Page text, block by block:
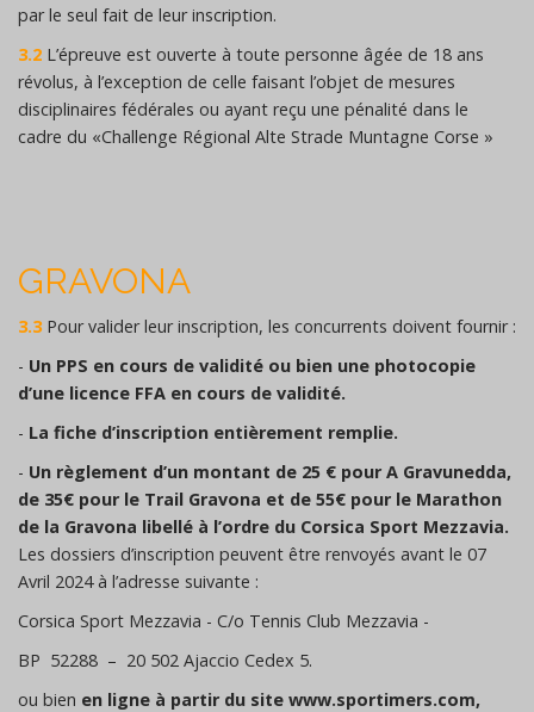
par le seul fait de leur inscription.
3.2 L’épreuve est ouverte à toute personne âgée de 18 ans
révolus, à l’exception de celle faisant l’objet de mesures
disciplinaires fédérales ou ayant reçu une pénalité dans le
cadre du «Challenge Régional Alte Strade Muntagne Corse »
GRAVONA
3.3Pour valider leur inscription, les concurrents doivent fournir :
- Un PPS en cours de validité ou bien une photocopie
d’une licence FFA en cours de validité.
- La fiche d’inscription entièrement remplie.
- Un règlement d’un montant de 25 € pour A Gravunedda,
de 35€ pour le Trail Gravona et de 55€ pour le Marathon
de la Gravona libellé à l’ordre du Corsica Sport Mezzavia.
Les dossiers d’inscription peuvent être renvoyés avant le 07
Avril 2024 à l’adresse suivante :
Corsica Sport Mezzavia - C/o Tennis Club Mezzavia -
BP 52288 – 20 502 Ajaccio Cedex 5.
ou bien en ligne à partir du site www.sportimers.com,